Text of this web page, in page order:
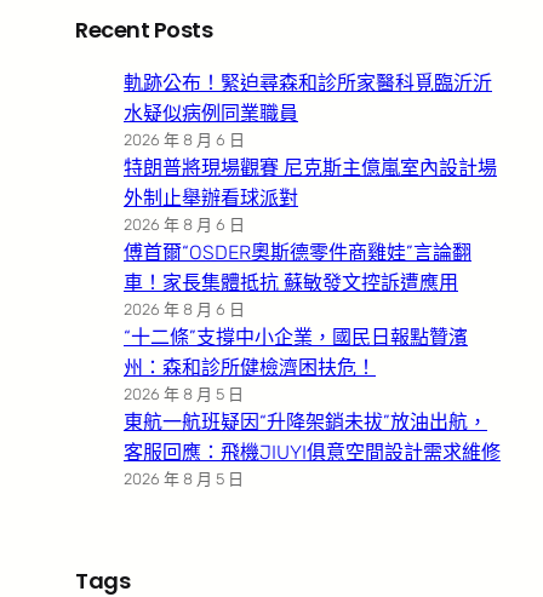
Recent Posts
軌跡公布！緊迫尋森和診所家醫科覓臨沂沂
水疑似病例同業職員
2026 年 8 月 6 日
特朗普將現場觀賽 尼克斯主億嵐室內設計場
外制止舉辦看球派對
2026 年 8 月 6 日
傅首爾“OSDER奧斯德零件商雞娃”言論翻
車！家長集體抵抗 蘇敏發文控訴遭應用
2026 年 8 月 6 日
“十二條”支撐中小企業，國民日報點贊濱
州：森和診所健檢濟困扶危！
2026 年 8 月 5 日
東航一航班疑因“升降架銷未拔”放油出航，
客服回應：飛機JIUYI俱意空間設計需求維修
2026 年 8 月 5 日
Tags